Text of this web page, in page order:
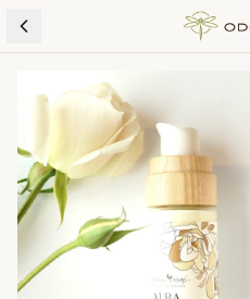
Skip to content